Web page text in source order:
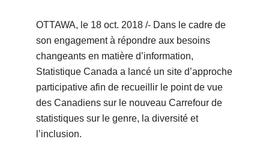
OTTAWA, le 18 oct. 2018 /- Dans le cadre de
son engagement à répondre aux besoins
changeants en matière d’information,
Statistique Canada a lancé un site d’approche
participative afin de recueillir le point de vue
des Canadiens sur le nouveau Carrefour de
statistiques sur le genre, la diversité et
l’inclusion.